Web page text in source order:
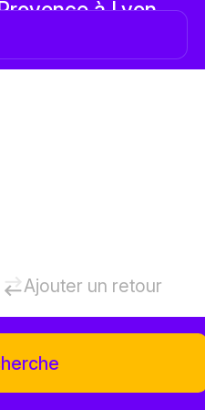
à Lyon
Ajouter un retour